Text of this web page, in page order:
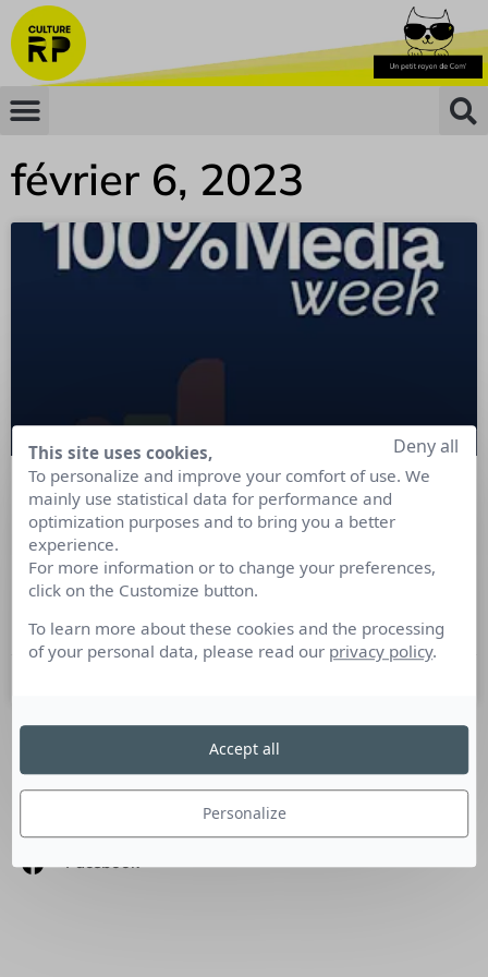
février 6, 2023
L’actualité média en 10 minutes pour
bien commencer la semaine
Cette semaine : le marché de la pub digitale avec Sylvia
Facebook
This site uses cookies,
To personalize and improve your comfort of use. We
mainly use statistical data for performance and
optimization purposes and to bring you a better
experience.
For more information or to change your preferences,
click on the Customize button.
To learn more about these cookies and the processing
of your personal data, please read our privacy policy.
Personalize
Deny all
Accept all